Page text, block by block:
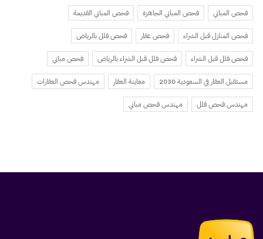
فحص المباني فحص المباني الجاهزة فحص المباني القديمة
فحص المنازل قبل الشراء فحص عقار فحص فلل بالرياض
فحص فلل قبل الشراء فحص فلل قبل الشراء بالرياض فحص مباني
مستقبل العقار في السعودية 2030 معاينة العقار مهندس فحص العقارات
مهندس فحص فلل مهندس فحص مباني